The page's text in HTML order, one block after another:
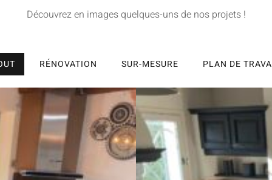
Découvrez en images quelques-uns de nos projets !
RÉNOVATION SUR-MESURE PLAN DE